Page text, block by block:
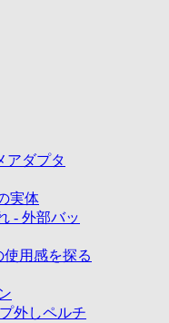
アダプタ
実体
- 外部バッ
用感を探る
外しペルチ